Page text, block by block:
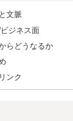
文脈
ジネス面
らどうなるか
ンク